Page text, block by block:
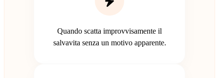
Quando scatta improvvisamente il
salvavita senza un motivo apparente.